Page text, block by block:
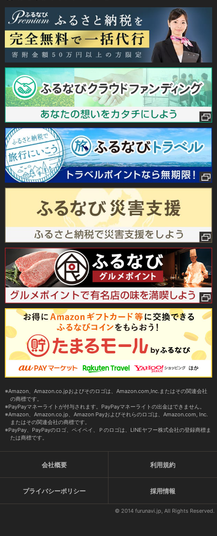
Amazon、Amazon.co.jpおよびそのロゴは、Amazon.com,Inc.またはその関連会社
の商標です。
PayPayマネーライトが付与されます。PayPayマネーライトの出金はできません。
Amazon、Amazon.co.jp、Amazon Payおよびそれらのロゴは、Amazon.com, Inc.
またはその関連会社の商標です。
PayPay、PayPayのロゴ、ペイペイ、Ｐのロゴは、LINEヤフー株式会社の登録商標ま
たは商標です。
会社概要 利用規約
プライバシーポリシー 採用情報
© 2014 furunavi.jp, All Rights Reserved.